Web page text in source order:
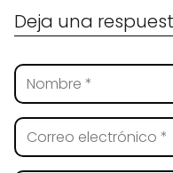
Deja una